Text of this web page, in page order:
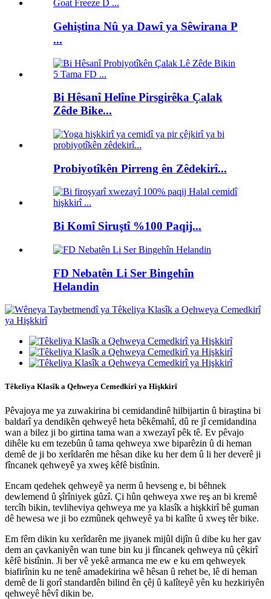
Gehiştina Nû ya Dawî ya Sêwirana P
...
Bi Hêsanî Helîne Pirsgirêka Çalak
Zêde Bike...
Probiyotîkên Pirreng ên Zêdekirî...
Bi Komî Siruştî %100 Paqij...
FD Nebatên Li Ser Bingehîn
Helandin
Têkeliya Klasîk a Qehweya Cemedkirî ya Hişkkirî
Pêvajoya me ya zuwakirina bi cemidandinê hilbijartin û biraştina bi
baldarî ya dendikên qehweyê heta bêkêmahî, dû re jî cemidandina
wan a bilez ji bo girtina tama wan a xwezayî pêk tê. Ev pêvajo
dihêle ku em tezebûn û tama qehweya xwe biparêzin û di heman
demê de ji bo xerîdarên me hêsan dike ku her dem û li her deverê ji
fîncanek qehweyê ya xweş kêfê bistînin.
Encam qedehek qehweyê ya nerm û hevseng e, bi bêhnek
dewlemend û şîrîniyek gûzî. Çi hûn qehweya xwe reş an bi kremê
tercîh bikin, tevliheviya qehweya me ya klasîk a hişkkirî bê guman
dê hewesa we ji bo ezmûnek qehweyê ya bi kalîte û xweş têr bike.
Em fêm dikin ku xerîdarên me jiyanek mijûl dijîn û dibe ku her gav
dem an çavkaniyên wan tune bin ku ji fîncanek qehweya nû çêkirî
kêfê bistînin. Ji ber vê yekê armanca me ew e ku em qehweyek
biafirînin ku ne tenê amadekirina wê hêsan û rehet be, lê di heman
demê de li gorî standardên bilind ên çêj û kalîteyê yên ku hezkiriyên
qehweyê hêvî dikin be.